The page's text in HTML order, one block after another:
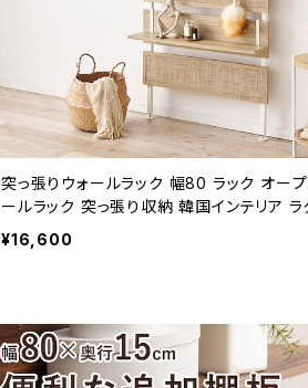
突っ張りウォールラック 幅80 ラック オープ
ールラック 突っ張り収納 韓国インテリア ラ
模様替え
¥16,600